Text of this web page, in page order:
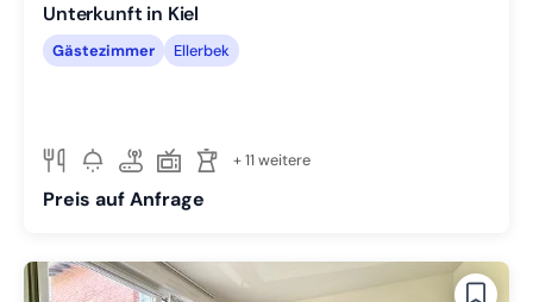
Unterkunft in Kiel
Gästezimmer Ellerbek
+ 11 weitere
Preis auf Anfrage